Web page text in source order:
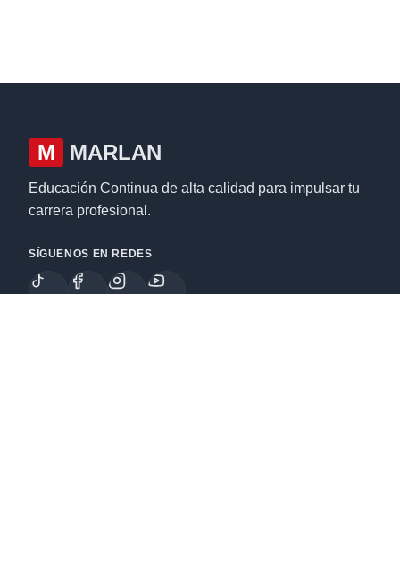
M MARLAN
Educación Continua de alta calidad para impulsar tu
carrera profesional.
SÍGUENOS EN REDES